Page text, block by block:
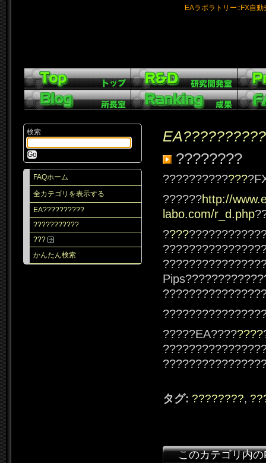
EAラボラトリー::FX自
検索
FAQホーム
全カテゴリを表示する
EA??????????
???????????
???
かんたん検索
EA??????????
????????
?????????????
??????http://
labo.com/r_d.php
????
?????EA????????
タグ: ????????,
このカテゴリ内